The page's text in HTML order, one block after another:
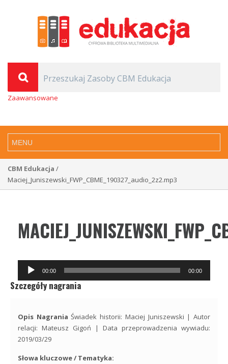
Zaawansowane
CBM Edukacja /
Maciej_Juniszewski_FWP_CBME_190327_audio_2z2.mp3
Odtwarzacz
plików
dźwiękowych
00:00 00:00
Szczegóły nagrania
Opis Nagrania Świadek historii: Maciej Juniszewski | Autor
relacji: Mateusz Gigoń | Data przeprowadzenia wywiadu:
2019/03/29
Słowa kluczowe / Tematyka: